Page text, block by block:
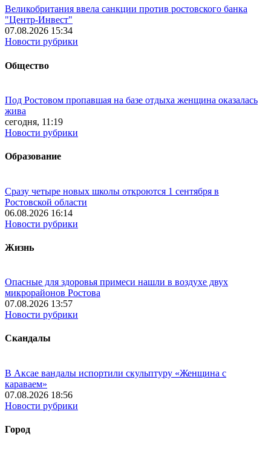
Великобритания ввела санкции против ростовского банка
"Центр-Инвест"
07.08.2026 15:34
Новости рубрики
Общество
Под Ростовом пропавшая на базе отдыха женщина оказалась
жива
сегодня, 11:19
Новости рубрики
Образование
Сразу четыре новых школы откроются 1 сентября в
Ростовской области
06.08.2026 16:14
Новости рубрики
Жизнь
Опасные для здоровья примеси нашли в воздухе двух
микрорайонов Ростова
07.08.2026 13:57
Новости рубрики
Скандалы
В Аксае вандалы испортили скульптуру «Женщина с
караваем»
07.08.2026 18:56
Новости рубрики
Город